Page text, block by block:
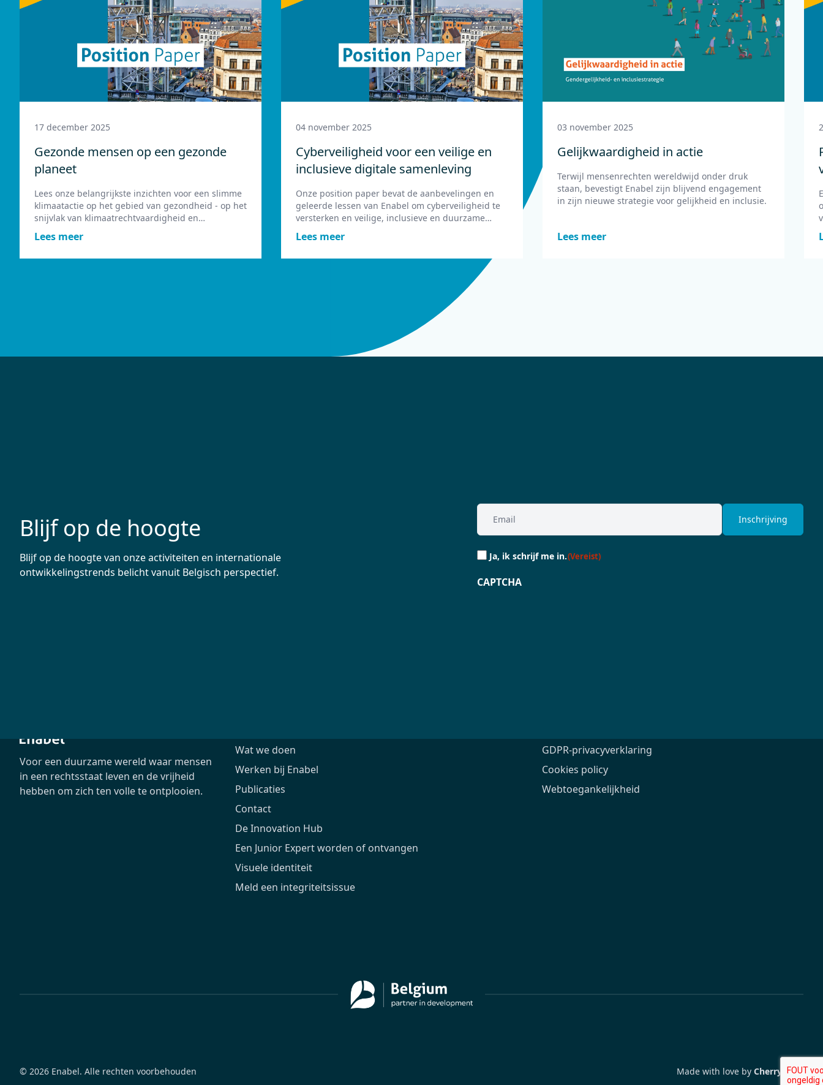
17 december 2025
Gezonde mensen op een gezonde
planeet
Lees onze belangrijkste inzichten voor een slimme
klimaatactie op het gebied van gezondheid - op het
snijvlak van klimaatrechtvaardigheid en
gezondheidsgelijkheid.
Lees meer
04 november 2025
Cyberveiligheid voor een veilige en
inclusieve digitale samenleving
Onze position paper bevat de aanbevelingen en
geleerde lessen van Enabel om cyberveiligheid te
versterken en veilige, inclusieve en duurzame
digitale ontwikkeling mogelijk te maken.
Lees meer
03 november 2025
Gelijkwaardigheid in actie
Terwijl mensenrechten wereldwijd onder druk
staan, bevestigt Enabel zijn blijvend engagement
in zijn nieuwe strategie voor gelijkheid en inclusie.
Lees meer
Blijf op de hoogte
Blijf op de hoogte van onze activiteiten en internationale
ontwikkelingstrends belicht vanuit Belgisch perspectief.
Email
(Vereist)
Ja,
schrijf
Ja, ik schrijf me in.(Vereist)
CAPTCHA
Voor een duurzame wereld waar mensen
in een rechtsstaat leven en de vrijheid
hebben om zich ten volle te ontplooien.
Wat we doen
Werken bij Enabel
Publicaties
Contact
De Innovation Hub
Een Junior Expert worden of ontvangen
Visuele identiteit
Meld een integriteitsissue
GDPR-privacyverklaring
Cookies policy
Webtoegankelijkheid
© 2026 Enabel. Alle rechten voorbehouden Made with love by Cherry Pulp